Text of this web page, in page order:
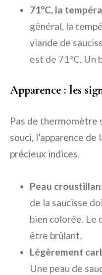
71°C, la
général, la
viande de
est de 71°C. Un
Apparence : les
Pas de thermomètre
souci, l’apparence de
précieux indices.
Peau
de la saucisse
bien colorée. Le
être brûlant.
Légèrement
Une peau de